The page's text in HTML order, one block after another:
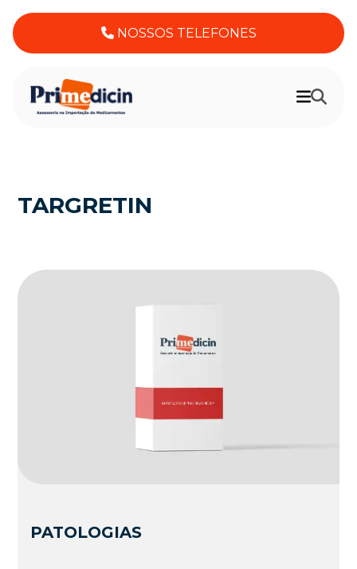
NOSSOS TELEFONES
TARGRETIN
PATOLOGIAS